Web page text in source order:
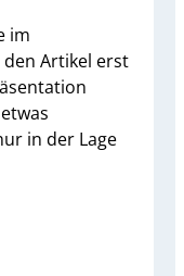
im
den Artikel erst
in der Lage